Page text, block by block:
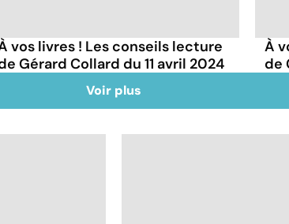
vos livres ! Les conseils lecture
Gérard Collard du 11 avril 2024
À
de
Voir plus